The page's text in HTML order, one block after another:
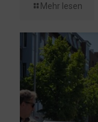
Mehr lesen